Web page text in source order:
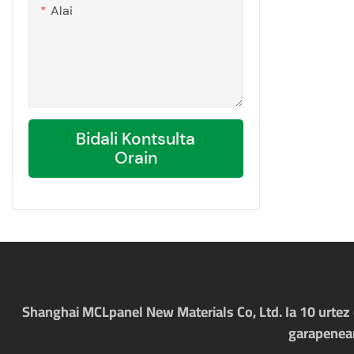
Alai
Bidali Kontsulta
Orain
Shanghai MCLpanel New Materials Co, Ltd. Ia 10